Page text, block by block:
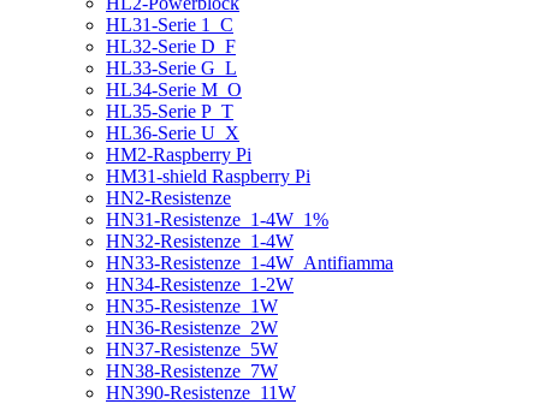
HL31-Serie 1_C
HL32-Serie D_F
HL33-Serie G_L
HL34-Serie M_O
HL35-Serie P_T
HL36-Serie U_X
HM2-Raspberry Pi
HM31-shield Raspberry Pi
HN2-Resistenze
HN31-Resistenze_1-4W_1%
HN32-Resistenze_1-4W
HN33-Resistenze_1-4W_Antifiamma
HN34-Resistenze_1-2W
HN35-Resistenze_1W
HN36-Resistenze_2W
HN37-Resistenze_5W
HN38-Resistenze_7W
HN390-Resistenze_11W